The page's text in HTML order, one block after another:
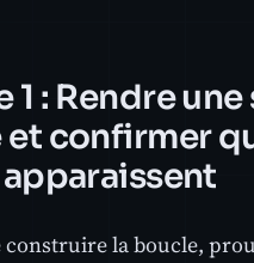
1 : Rendre
et confirmer
construire la boucle,